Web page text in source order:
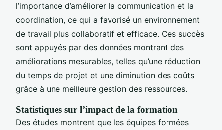
l’importance d’améliorer la communication et la
coordination, ce qui a favorisé un environnement
de travail plus collaboratif et efficace. Ces succès
sont appuyés par des données montrant des
améliorations mesurables, telles qu’une réduction
du temps de projet et une diminution des coûts
grâce à une meilleure gestion des ressources.
Statistiques sur l’impact de la formation
Des études montrent que les équipes formées